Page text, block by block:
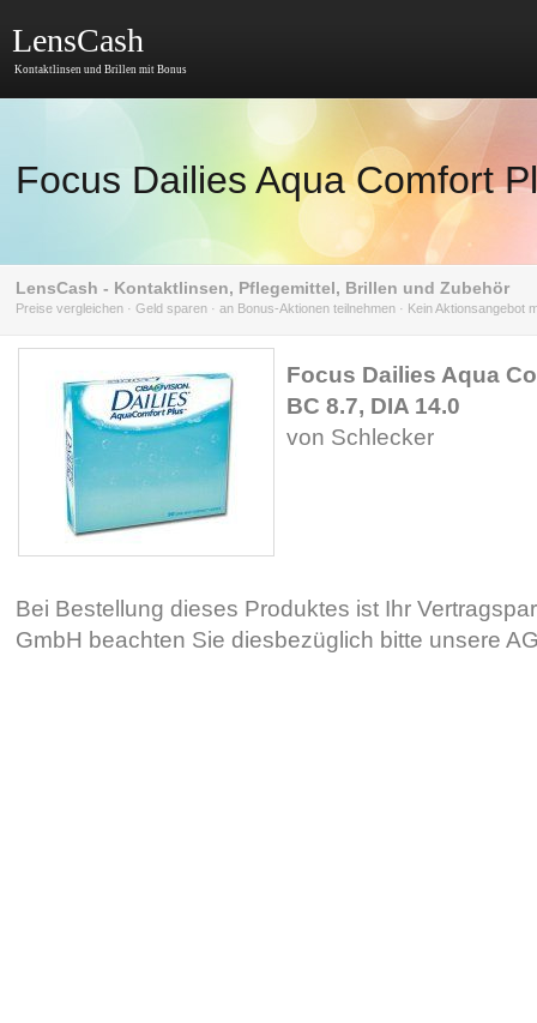
LensCash
Kontaktlinsen und Brillen mit Bonus
Focus Dailies Aqua Comfort
LensCash - Kontaktlinsen, Pflegemittel, Brillen und Zubehör
Preise vergleichen · Geld sparen · an Bonus-Aktionen teilnehmen · Kein Aktionsangebot
Focus Dailies Aqua
BC 8.7, DIA 14.0
von Schlecker
Bei Bestellung dieses Produktes ist Ihr
GmbH beachten Sie diesbezüglich bitte unsere